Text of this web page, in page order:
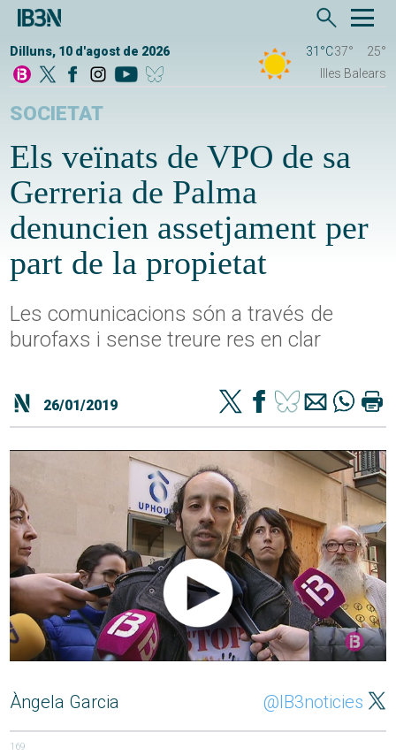
Dilluns, 10 d'agost de 2026 31°C37°
25°
Illes Balears
SOCIETAT
Els veïnats de VPO de sa
Gerreria de Palma
denuncien assetjament per
part de la propietat
Les comunicacions són a través de
burofaxs i sense treure res en clar
26/01/2019
Àngela Garcia @IB3noticies
169